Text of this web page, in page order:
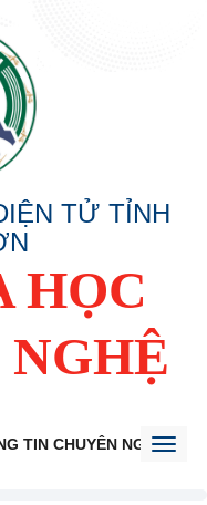
TỬ TỈNH
HỌC
TIN CHUYÊN NGÀNH